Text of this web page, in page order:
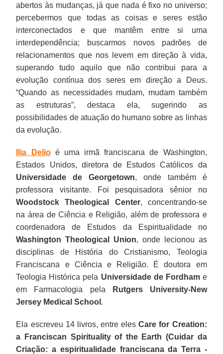
abertos às mudanças, já que nada é fixo no universo;
percebermos que todas as coisas e seres estão
interconectados e que mantêm entre si uma
interdependência; buscarmos novos padrões de
relacionamentos que nos levem em direção à vida,
superando tudo aquilo que não contribui para a
evolução contínua dos seres em direção a Deus.
“Quando as necessidades mudam, mudam também
as estruturas”, destaca ela, sugerindo as
possibilidades de atuação do humano sobre as linhas
da evolução.
Ilia Delioé uma irmã franciscana de Washington,
Estados Unidos, diretora de Estudos Católicos da
Universidade de Georgetown, onde também é
professora visitante. Foi pesquisadora sênior no
Woodstock Theological Center, concentrando-se
na área de Ciência e Religião, além de professora e
coordenadora de Estudos da Espiritualidade no
Washington Theological Union, onde lecionou as
disciplinas de História do Cristianismo, Teologia
Franciscana e Ciência e Religião. É doutora em
Teologia Histórica pela Universidade de Fordhame
em Farmacologia pela
Rutgers University-New
Jersey Medical School .
Ela escreveu 14 livros, entre elesCare for Creation:
a Franciscan Spirituality of the Earth (Cuidar da
Criação: a espiritualidade franciscana da Terra -